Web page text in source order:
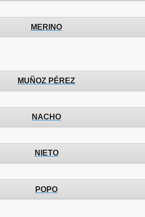
MERINO
MUÑOZ PÉREZ
NACHO
NIETO
POPO